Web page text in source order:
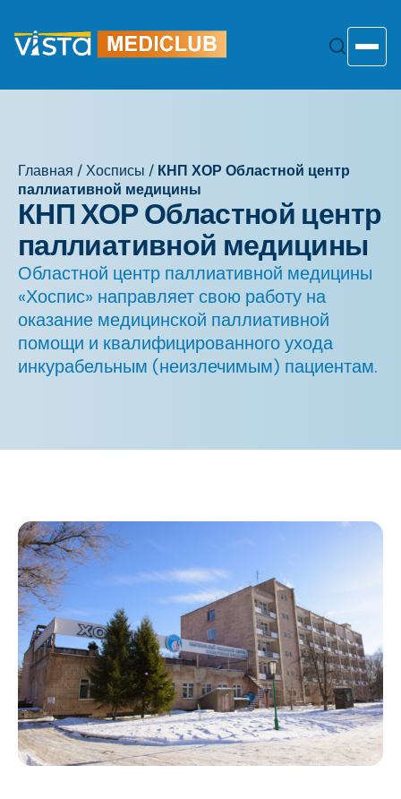
содержанию
Главная /Хосписы / КНП ХОР Областной центр
паллиативной медицины
КНП ХОР Областной центр
паллиативной медицины
Областной центр паллиативной медицины
«Хоспис» направляет свою работу на
оказание медицинской паллиативной
помощи и квалифицированного ухода
инкурабельным (неизлечимым) пациентам.